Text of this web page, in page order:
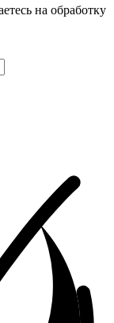
на обработку